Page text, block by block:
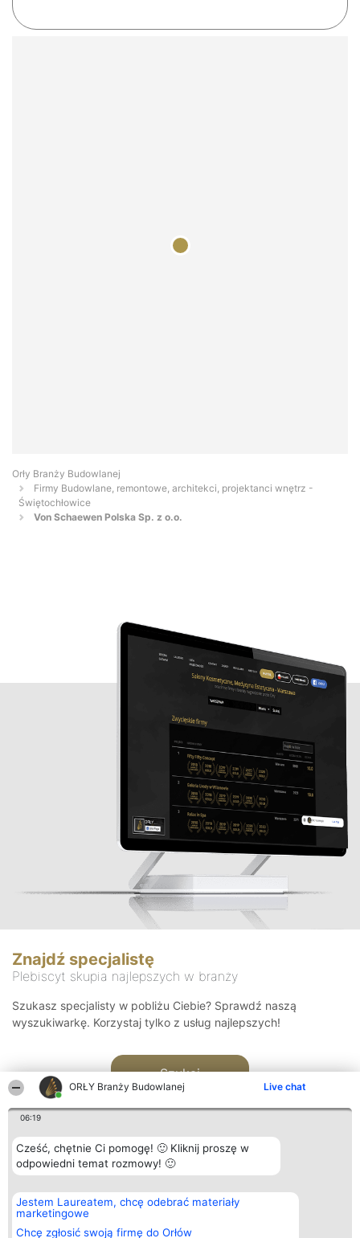
ORŁY Branży Budowlanej Live chat
06:19
Cześć, chętnie Ci pomogę! 🙂 Kliknij proszę w
odpowiedni temat rozmowy! 🙂
Jestem Laureatem, chcę odebrać materiały
marketingowe
Chcę zgłosić swoją firmę do Orłów
Orły Branży Budowlanej
Firmy Budowlane, remontowe, architekci, projektanci wnętrz -
Świętochłowice
Von Schaewen Polska Sp. z o.o.
Znajdź specjalistę
Plebiscyt skupia najlepszych w branży
Szukasz specjalisty w pobliżu Ciebie? Sprawdź naszą
wyszukiwarkę. Korzystaj tylko z usług najlepszych!
Szukaj
Organizator plebiscytu
Bright Side Solutions sp. z o.
o. sp. k.
ul. Ruska 22
Plebiscyt
Laureaci
wszystkich
Kontakt
Kontakt